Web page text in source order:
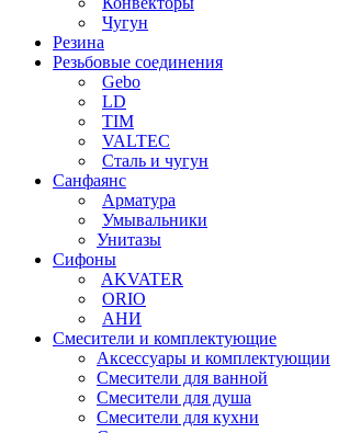
Чугун
Резина
Резьбовые соединения
Gebo
LD
TIM
VALTEC
Сталь и чугун
Санфаянс
Арматура
Умывальники
Унитазы
Сифоны
AKVATER
ORIO
АНИ
Смесители и комплектующие
Аксессуары и комплектующии
Смесители для ванной
Смесители для душа
Смесители для кухни